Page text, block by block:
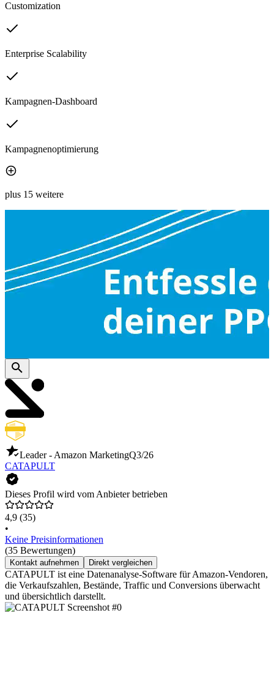
Customization
Enterprise Scalability
Kampagnen-Dashboard
Kampagnenoptimierung
plus 15 weitere
Leader - Amazon MarketingQ3/26
CATAPULT
Dieses Profil wird vom Anbieter betrieben
4,9 (35)
•
Keine Preisinformationen
(35 Bewertungen)
Kontakt aufnehmen Direkt vergleichen
CATAPULT ist eine Datenanalyse-Software für Amazon-Vendoren,
die Verkaufszahlen, Bestände, Traffic und Conversions überwacht
und übersichtlich darstellt.